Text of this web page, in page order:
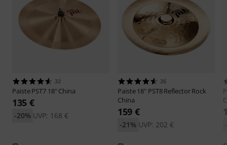
32
PaistePST7 18" China
135 €
UVP: 168 €
-20%
26
Paiste18" PST8 Reflector Rock
China
159 €
UVP: 202 €
-21%